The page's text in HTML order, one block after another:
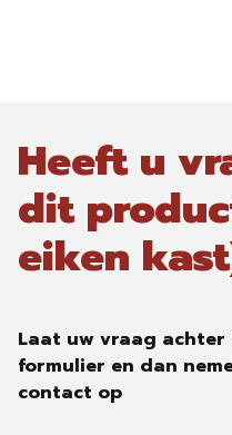
Heeft u
dit
eiken
Laat uw vraag
formulier en dan
contact op